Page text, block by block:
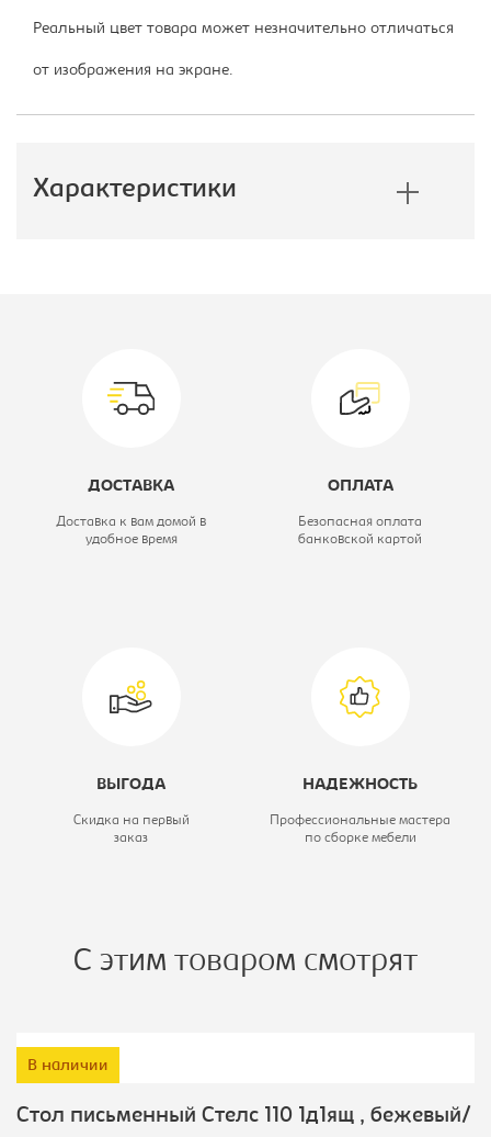
Реальный цвет товара может незначительно отличаться
от изображения на экране.
Характеристики
письменный
шиншилла/
ДОСТАВКА
Доставка к вам домой в
удобное время
ОПЛАТА
Безопасная оплата
банковской картой
ВЫГОДА
Скидка на первый
заказ
НАДЕЖНОСТЬ
Профессиональные мастера
по сборке мебели
С этим товаром смотрят
В наличии
Cтол письменный Стелс 110 1д1ящ , бежевый/